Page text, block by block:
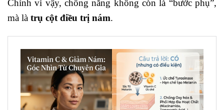
Chính vì vậy, chống nắng không còn là “bước phụ”,
mà là trụ cột điều trị nám.